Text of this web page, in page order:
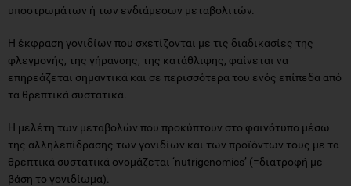
υποστρωμάτων ή των ενδιάμεσων μεταβολιτών.
Η έκφραση γονιδίων που σχετίζονται με τις διαδικασίες της
φλεγμονής, της γήρανσης, της κατάθλιψης, φαίνεται να
επηρεάζεται σημαντικά και σε περισσότερα του ενός επίπεδα από
τα θρεπτικά συστατικά.
Η μελέτη των μεταβολών που προκύπτουν στο φαινότυπο μέσω
της αλληλεπίδρασης των γονιδίων και των προϊόντων τους με τα
θρεπτικά συστατικά ονομάζεται ‘nutrigenomics’ (=διατροφή με
βάση το γονιδίωμα).